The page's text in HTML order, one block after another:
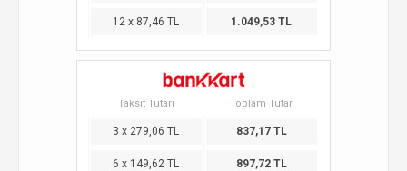
12 x 87,46 TL 1.049,53 TL
Taksit Tutarı Toplam Tutar
3 x 279,06 TL 837,17 TL
6 x 149,62 TL 897,72 TL